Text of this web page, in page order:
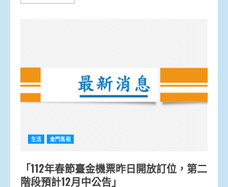
生活 金門馬祖
「112年春節臺金機票昨日開放訂位，第二
階段預計12月中公告」